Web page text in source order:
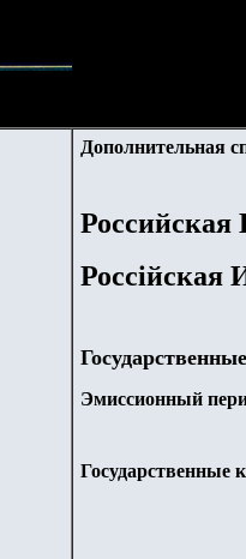
Дополнительная
Россійская
Эмиссионный
Государственные